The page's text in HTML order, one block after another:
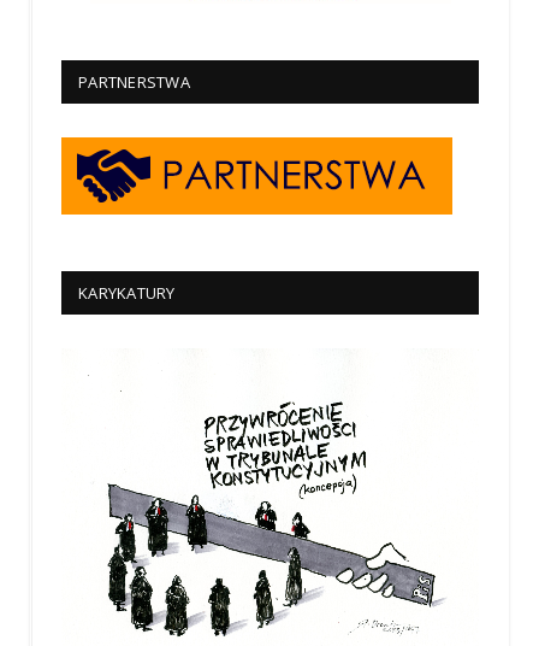
PARTNERSTWA
KARYKATURY